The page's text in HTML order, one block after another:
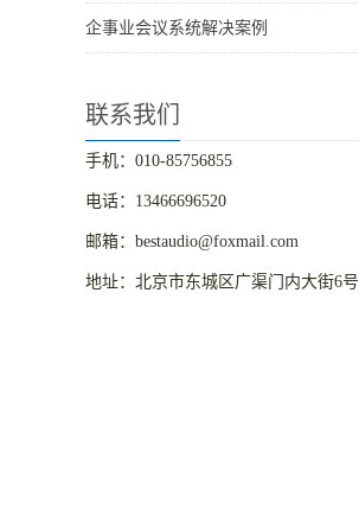
企事业会议系统解决案例
联系我们
手机：010-85756855
电话：13466696520
邮箱：bestaudio@foxmail.com
地址：北京市东城区广渠门内大街6号